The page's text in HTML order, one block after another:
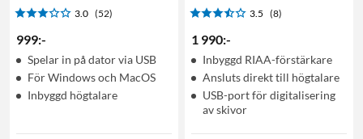
3.0 (52)
999:-
Spelar in på dator via USB
För Windows och MacOS
Inbyggd högtalare
3.5 (8)
1 990:-
Inbyggd RIAA-förstärkare
Ansluts direkt till högtalare
USB-port för digitalisering
av skivor